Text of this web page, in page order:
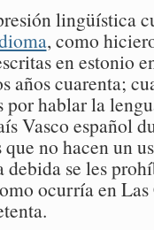
lingüística
, como
en estonio
años cuarenta;
por hablar la
Vasco español
no hacen un
se les
ocurría en Las